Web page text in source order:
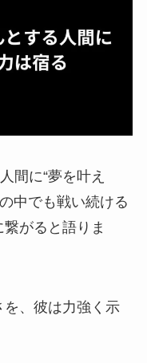
間に“夢を叶え
中でも戦い続ける
がると語りま
、彼は力強く示